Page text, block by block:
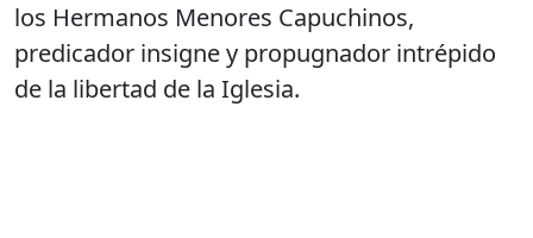
los Hermanos Menores Capuchinos,
predicador insigne y propugnador intrépido
de la libertad de la Iglesia.